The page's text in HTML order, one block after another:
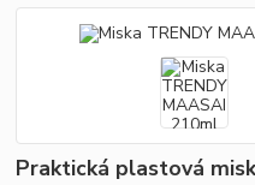
Praktická plastová